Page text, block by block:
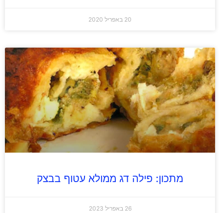
20 באפריל 2020
מתכון: פילה דג ממולא עטוף בבצק
26 באפריל 2023